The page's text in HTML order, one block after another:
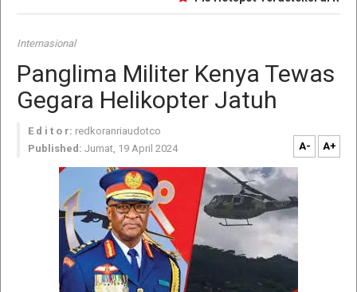
Internasional
Panglima Militer Kenya Tewas
Gegara Helikopter Jatuh
E d i t o r: redkoranriaudotco
Published: Jumat, 19 April 2024 A- A+